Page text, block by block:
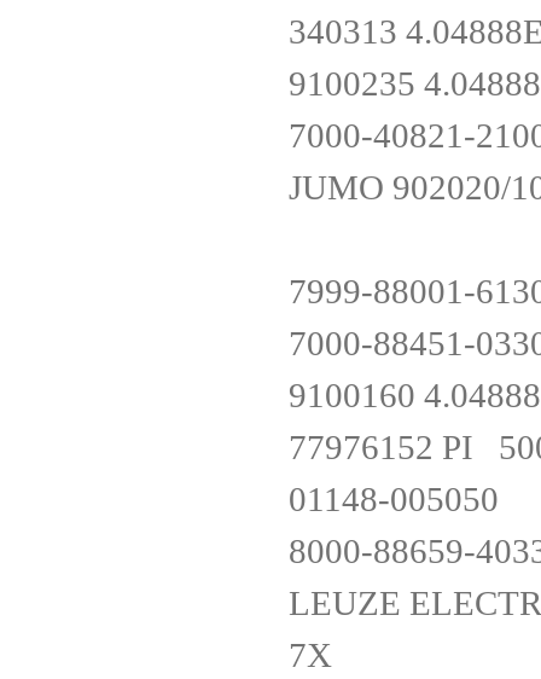
340313
9100235
7000-40821-
JUMO 902020/
7999-88001-
7000-88451-
9100160
77976152 PI
01148-005050
8000-88659-
LEUZE
7X